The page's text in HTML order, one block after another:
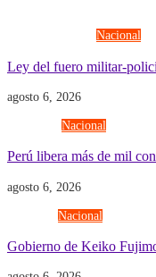
Nacional
Ley del fuero militar-
agosto 6, 2026
Nacional
Perú libera más de mil
agosto 6, 2026
Nacional
Gobierno de Keiko